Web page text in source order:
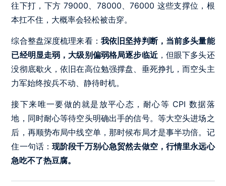
往下打，下方 79000、78000、76000 这些支撑位，根
本扛不住，大概率会轻松被击穿。
综合整盘深度梳理来看： 我依旧坚持判断，当前多头量能
已经明显走弱，大级别偏弱格局逐步临近，但眼下多头还
没彻底歇火，依旧在高位勉强撑盘、垂死挣扎，而空头主
力军始终按兵不动、静待时机。
接下来唯一要做的就是放平心态，耐心等 CPI 数据落
地，同时耐心等待空头明确出手的信号。等大空头进场之
后，再顺势布局中线空单，那时候布局才是事半功倍。记
住一句话：现阶段千万别心急贸然去做空，行情里永远心
急吃不了热豆腐。